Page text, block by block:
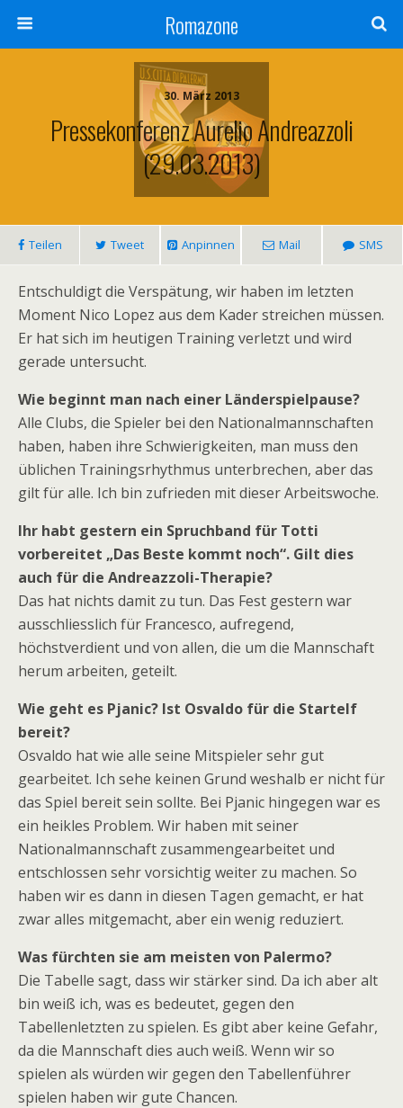
Romazone
30. März 2013
Pressekonferenz Aurelio Andreazzoli
(29.03.2013)
Teilen Tweet Anpinnen Mail SMS
Entschuldigt die Verspätung, wir haben im letzten
Moment Nico Lopez aus dem Kader streichen müssen.
Er hat sich im heutigen Training verletzt und wird
gerade untersucht.
Wie beginnt man nach einer Länderspielpause?
Alle Clubs, die Spieler bei den Nationalmannschaften
haben, haben ihre Schwierigkeiten, man muss den
üblichen Trainingsrhythmus unterbrechen, aber das
gilt für alle. Ich bin zufrieden mit dieser Arbeitswoche.
Ihr habt gestern ein Spruchband für Totti
vorbereitet „Das Beste kommt noch“. Gilt dies
auch für die Andreazzoli-Therapie?
Das hat nichts damit zu tun. Das Fest gestern war
ausschliesslich für Francesco, aufregend,
höchstverdient und von allen, die um die Mannschaft
herum arbeiten, geteilt.
Wie geht es Pjanic? Ist Osvaldo für die Startelf
bereit?
Osvaldo hat wie alle seine Mitspieler sehr gut
gearbeitet. Ich sehe keinen Grund weshalb er nicht für
das Spiel bereit sein sollte. Bei Pjanic hingegen war es
ein heikles Problem. Wir haben mit seiner
Nationalmannschaft zusammengearbeitet und
entschlossen sehr vorsichtig weiter zu machen. So
haben wir es dann in diesen Tagen gemacht, er hat
zwar alles mitgemacht, aber ein wenig reduziert.
Was fürchten sie am meisten von Palermo?
Die Tabelle sagt, dass wir stärker sind. Da ich aber alt
bin weiß ich, was es bedeutet, gegen den
Tabellenletzten zu spielen. Es gibt aber keine Gefahr,
da die Mannschaft dies auch weiß. Wenn wir so
spielen als würden wir gegen den Tabellenführer
spielen haben wir gute Chancen.